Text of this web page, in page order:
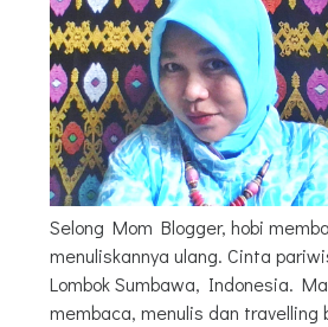
Selong Mom Blogger, hobi
menuliskannya ulang. Cinta
Lombok Sumbawa, Indonesia.
membaca, menulis dan travelling